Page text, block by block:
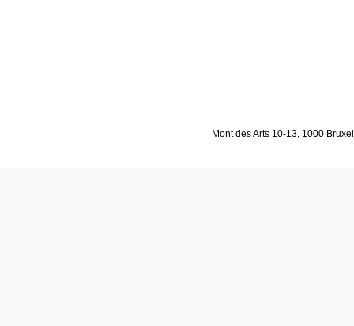
Mont des Arts 10-13, 1000